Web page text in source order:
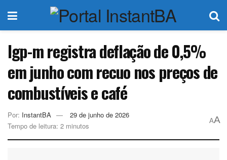
Igp-m registra deflação de 0,5%
em junho com recuo nos preços de
combustíveis e café
Por: InstantBA
29 de junho de 2026
Tempo de leitura: 2 minutos
AA